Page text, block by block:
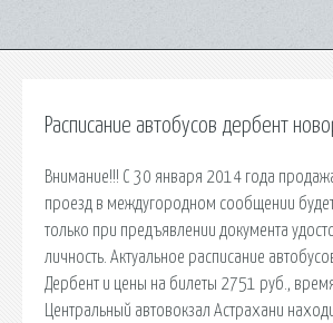
Расписание автобусов дербент
Внимание!!! С 30 января 2014 года
проезд в междугородном сообщении будет
только при предъявлении документа
личность. Актуальное расписание
Дербент и цены на билеты 2751 руб.,
Центральный автовокзал Астрахани